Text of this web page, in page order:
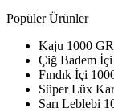
Popüler Ürünler
Kaju 1000 GR
Çiğ Badem
Fındık İçi
Süper Lüx
Sarı Leblebi